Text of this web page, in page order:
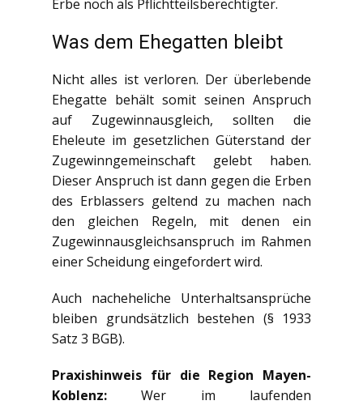
Erbe noch als Pflichtteilsberechtigter.
Was dem Ehegatten bleibt
Nicht alles ist verloren. Der überlebende
Ehegatte behält somit seinen Anspruch
auf Zugewinnausgleich, sollten die
Eheleute im gesetzlichen Güterstand der
Zugewinngemeinschaft gelebt haben.
Dieser Anspruch ist dann gegen die Erben
des Erblassers geltend zu machen nach
den gleichen Regeln, mit denen ein
Zugewinnausgleichsanspruch im Rahmen
einer Scheidung eingefordert wird.
Auch nacheheliche Unterhaltsansprüche
bleiben grundsätzlich bestehen (§ 1933
Satz 3 BGB).
Praxishinweis für die Region Mayen-
Koblenz: Wer im laufenden